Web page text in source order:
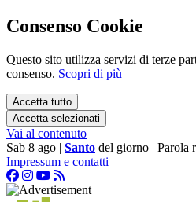
Consenso Cookie
Questo sito utilizza servizi di terze
consenso. Scopri di più
Accetta tutto
Accetta selezionati
Vai al contenuto
Sab 8 ago | Santo del giorno | Parola
Impressum e contatti |